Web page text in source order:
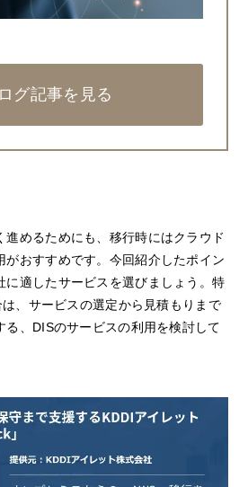
グ記事を見る
進めるためにも、移行時にはクラウド
がおすすめです。今回紹介したポイン
に適したサービスを選びましょう。特
、サービスの選定から見積もりまで
る、DISのサービスの利用を検討して